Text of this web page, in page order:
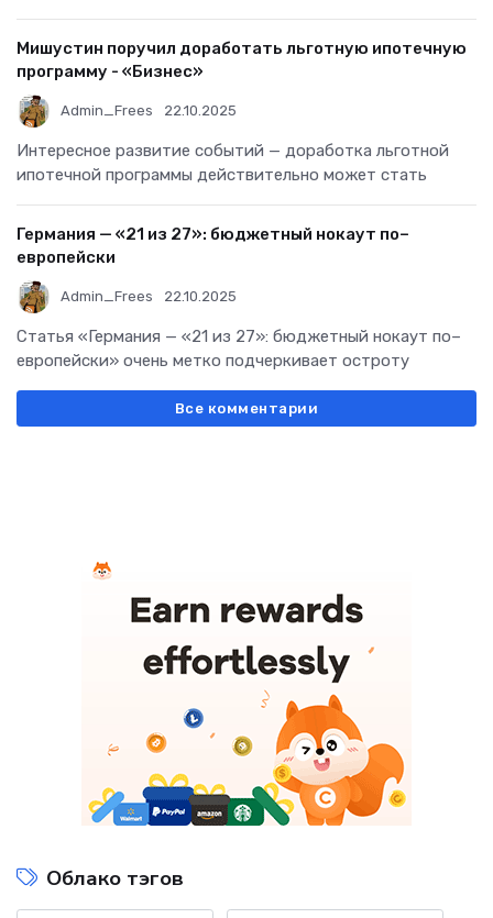
Мишустин поручил доработать льготную ипотечную
программу - «Бизнес»
Admin_Frees 22.10.2025
Интересное развитие событий — доработка льготной
ипотечной программы действительно может стать
Германия — «21 из 27»: бюджетный нокаут по–
европейски
Admin_Frees 22.10.2025
Статья «Германия — «21 из 27»: бюджетный нокаут по–
европейски» очень метко подчеркивает остроту
Все комментарии
Облако тэгов